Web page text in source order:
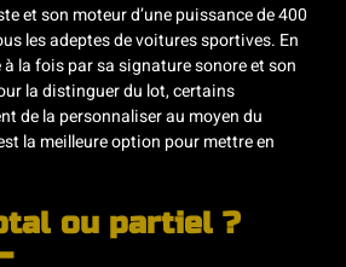
et son moteur d’une puissance de 400
les adeptes de voitures sportives. En
la fois par sa signature sonore et son
la distinguer du lot, certains
de la personnaliser au moyen du
la meilleure option pour mettre en
ou partiel ?